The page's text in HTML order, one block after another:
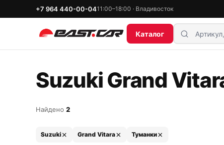
+7 964 440-00-0411:00–18:00 · Владивосток
Каталог
Suzuki Grand
Найдено 2
Suzuki Grand Vitara Туманки